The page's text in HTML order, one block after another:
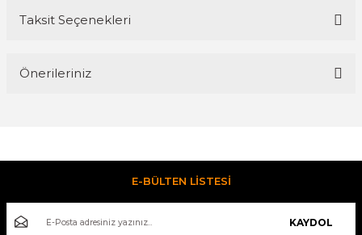
Taksit Seçenekleri
Önerileriniz
Görüş ve önerileriniz için teşekkür ederiz.
Ürün resmi kalitesiz, bozuk veya görüntülenemiyor.
Ürün açıklamasında eksik bilgiler bulunuyor.
E-BÜLTEN LİSTESİ
KAYDOL